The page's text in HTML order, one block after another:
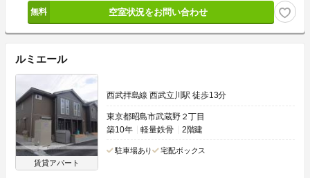
空室状況をお問い合わせ
ルミエール
賃貸アパート
西武拝島線 西武立川駅 徒歩13分
東京都昭島市武蔵野２丁目
築10年
軽量鉄骨 2階建
駐車場あり 宅配ボックス